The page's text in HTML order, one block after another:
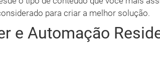
para criar a melhor solução.
e Automação